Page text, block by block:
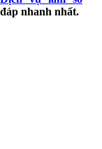
nhanh nhất.